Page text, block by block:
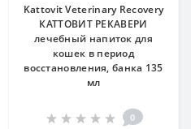
Kattovit Veterinary Recovery
КАТТОВИТ РЕКАВЕРИ
лечебный напиток для
кошек в период
восстановления, банка 135
мл
0